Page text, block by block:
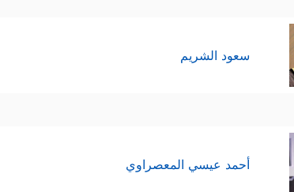
سعود الشريم
أحمد عيسي المعصراوي